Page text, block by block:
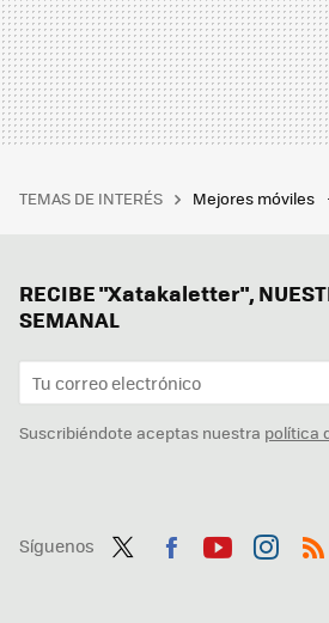
TEMAS DE INTERÉS Mejores móviles
RECIBE "Xatakaletter",
SEMANAL
Suscribiéndote aceptas nuestra política
Síguenos